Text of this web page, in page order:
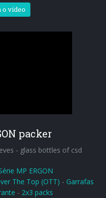
o vídeo
packer
- glass bottles of csd
MP ERGON
The Top (OTT) - Garrafas
- 2x3 packs